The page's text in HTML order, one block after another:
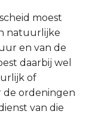
moest
natuurlijke
en van de
daarbij wel
of
de ordeningen
van die